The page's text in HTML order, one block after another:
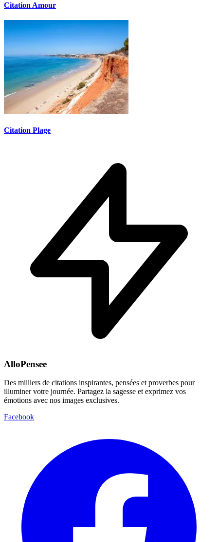
Citation Amour
Citation Plage
AlloPensee
Des milliers de citations inspirantes, pensées et proverbes pour
illuminer votre journée. Partagez la sagesse et exprimez vos
émotions avec nos images exclusives.
Facebook